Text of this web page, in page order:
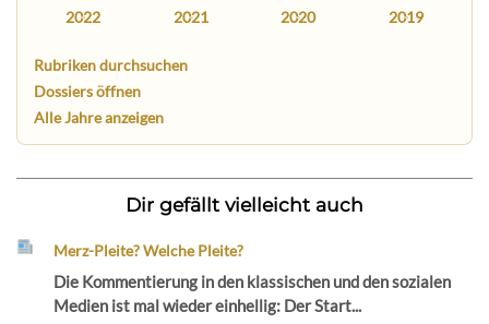
2022 2021 2020 2019
Rubriken durchsuchen
Dossiers öffnen
Alle Jahre anzeigen
Dir gefällt vielleicht auch
Merz-Pleite? Welche Pleite?
Die Kommentierung in den klassischen und den sozialen
Medien ist mal wieder einhellig: Der Start...